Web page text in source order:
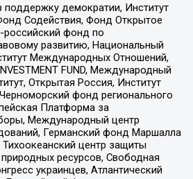
демократии, Институт
Содействия, Фонд Открытое
фонд по
развитию, Национальный
Международных Отношений,
FUND, Международный
Открытая Россия, Институт
фонд регионального
Платформа за
Международный центр
Германский фонд Маршалла
центр защиты
ресурсов, Свободная
украинцев, Атлантический